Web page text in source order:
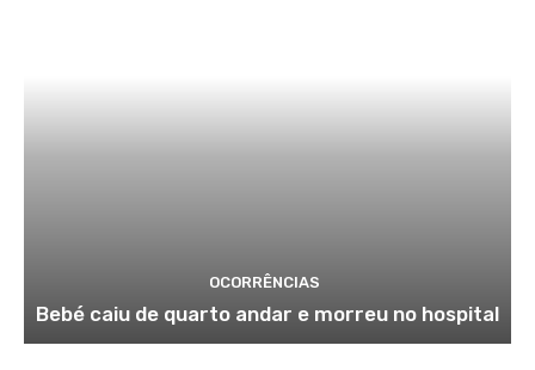
OCORRÊNCIAS
Bebé caiu de quarto andar e morreu no hospital